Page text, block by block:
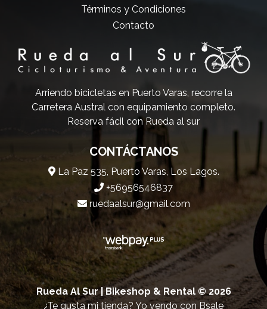
Términos y Condiciones
Contacto
Arriendo bicicletas en Puerto Varas, recorre la
Carretera Austral con equipamiento completo.
Reserva fácil con Rueda al sur
CONTÁCTANOS
La Paz 535, Puerto Varas, Los Lagos.
+56956546837
ruedaalsur@gmail.com
Rueda Al Sur | Bikeshop & Rental © 2026
¿Te gusta mi tienda? Yo vendo con Bsale